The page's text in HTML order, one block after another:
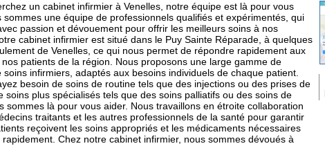
un cabinet infirmier à Venelles, notre équipe est là pour vous
sommes une équipe de professionnels qualifiés et expérimentés, qui
passion et dévouement pour offrir les meilleurs soins à nos
cabinet infirmier est situé dans le Puy Sainte Réparade, à quelques
de Venelles, ce qui nous permet de répondre rapidement aux
nos patients de la région. Nous proposons une large gamme de
soins infirmiers, adaptés aux besoins individuels de chaque patient.
besoin de soins de routine tels que des injections ou des prises de
soins plus spécialisés tels que des soins palliatifs ou des soins de
sommes là pour vous aider. Nous travaillons en étroite collaboration
traitants et les autres professionnels de la santé pour garantir
reçoivent les soins appropriés et les médicaments nécessaires
Chez notre cabinet infirmier, nous sommes dévoués à